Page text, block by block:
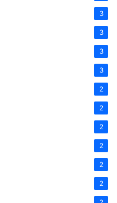
3
3
3
3
2
2
2
2
2
2